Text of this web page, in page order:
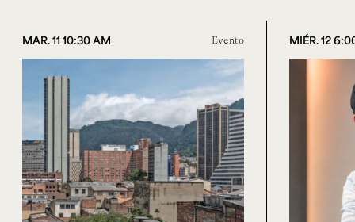
MAR. 11 10:30 AM Evento MIÉR. 12